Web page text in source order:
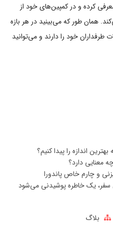
کرده و در کمپین‌های خود از
همان طور که می‌بینید در هر بازه
خود را دارند و می‌توانید
اندازه را پیدا کنیم؟
معنایی دارد؟
و چارم خاص پاندورا
سفر، یک خاطره پوشیدنی می‌شود
بلاگ